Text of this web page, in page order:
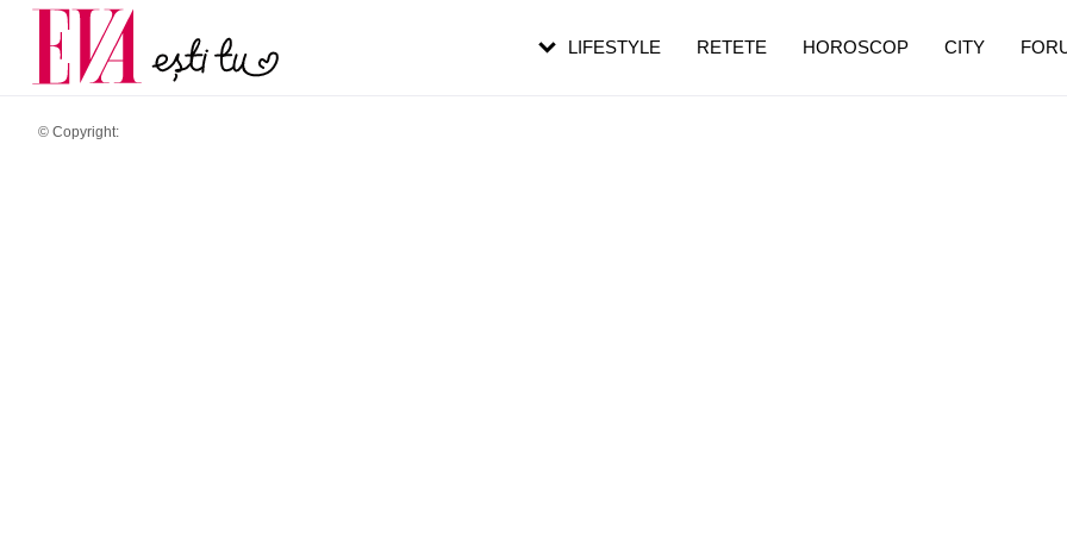
© Copyright:
LIFESTYLE RETETE HOROSCOP CITY
Carieră
Actualitate
pe măsură ce înaintezi în vârstă
de dureroasă este investigația